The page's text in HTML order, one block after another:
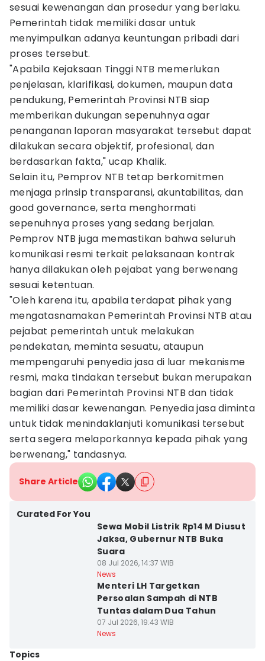
sesuai kewenangan dan prosedur yang berlaku.
Pemerintah tidak memiliki dasar untuk
menyimpulkan adanya keuntungan pribadi dari
proses tersebut.
"Apabila Kejaksaan Tinggi NTB memerlukan
penjelasan, klarifikasi, dokumen, maupun data
pendukung, Pemerintah Provinsi NTB siap
memberikan dukungan sepenuhnya agar
penanganan laporan masyarakat tersebut dapat
dilakukan secara objektif, profesional, dan
berdasarkan fakta," ucap Khalik.
Selain itu, Pemprov NTB tetap berkomitmen
menjaga prinsip transparansi, akuntabilitas, dan
good governance, serta menghormati
sepenuhnya proses yang sedang berjalan.
Pemprov NTB juga memastikan bahwa seluruh
komunikasi resmi terkait pelaksanaan kontrak
hanya dilakukan oleh pejabat yang berwenang
sesuai ketentuan.
"Oleh karena itu, apabila terdapat pihak yang
mengatasnamakan Pemerintah Provinsi NTB atau
pejabat pemerintah untuk melakukan
pendekatan, meminta sesuatu, ataupun
mempengaruhi penyedia jasa di luar mekanisme
resmi, maka tindakan tersebut bukan merupakan
bagian dari Pemerintah Provinsi NTB dan tidak
memiliki dasar kewenangan. Penyedia jasa diminta
untuk tidak menindaklanjuti komunikasi tersebut
serta segera melaporkannya kepada pihak yang
berwenang," tandasnya.
Share Article
Curated For You
Sewa Mobil Listrik Rp14 M Diusut
Jaksa, Gubernur NTB Buka
Suara
08 Jul 2026, 14:37 WIB
News
Menteri LH Targetkan
Persoalan Sampah di NTB
Tuntas dalam Dua Tahun
07 Jul 2026, 19:43 WIB
News
Topics